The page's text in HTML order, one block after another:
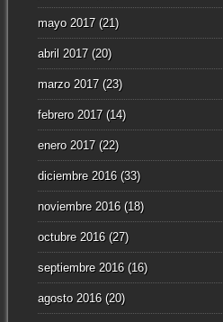
mayo 2017(21)
abril 2017(20)
marzo 2017(23)
febrero 2017(14)
enero 2017(22)
diciembre 2016(33)
noviembre 2016(18)
octubre 2016(27)
septiembre 2016(16)
agosto 2016(20)